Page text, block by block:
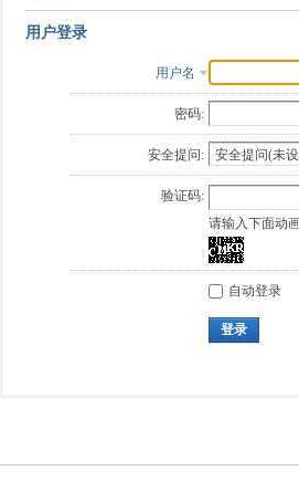
用户登录
用户名
密码:
安全提问:
验证码:
请输入下面动
自动登录
登录